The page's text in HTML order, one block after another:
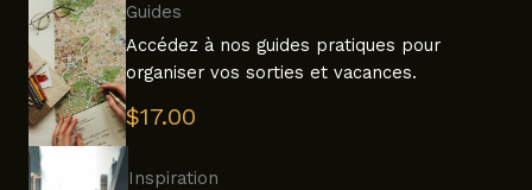
Guides
Accédez à nos guides pratiques pour
organiser vos sorties et vacances.
$17.00
Inspiration